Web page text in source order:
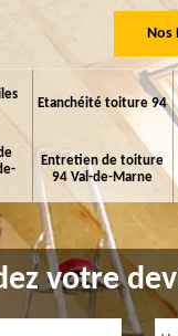
Nos
Etanchéité toiture 94
Entretien de toiture
94 Val-de-Marne
votre